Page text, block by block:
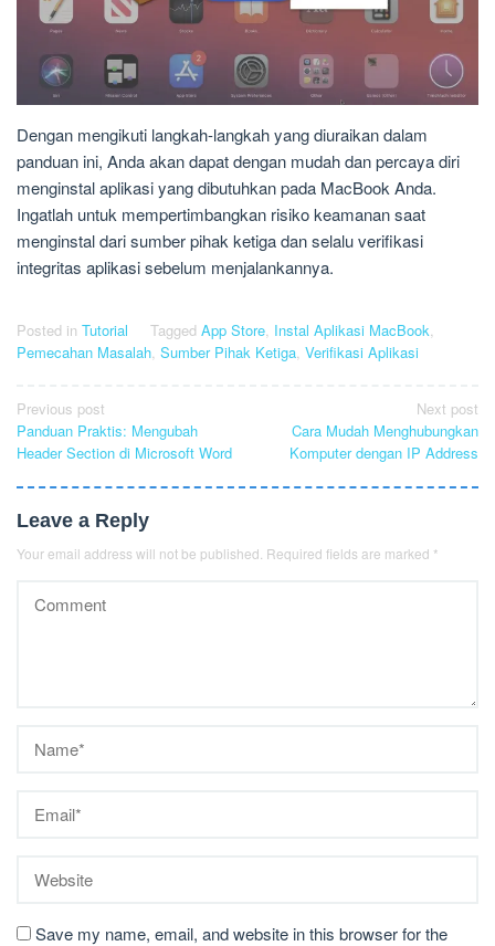
Dengan mengikuti langkah-langkah yang diuraikan dalam
panduan ini, Anda akan dapat dengan mudah dan percaya diri
menginstal aplikasi yang dibutuhkan pada MacBook Anda.
Ingatlah untuk mempertimbangkan risiko keamanan saat
menginstal dari sumber pihak ketiga dan selalu verifikasi
Posted inTutorial TaggedApp Store,Instal Aplikasi MacBook
Post
navigation
Previous post
Panduan Praktis: Mengubah
Next post
Cara Mudah Menghubungkan
Leave a Reply